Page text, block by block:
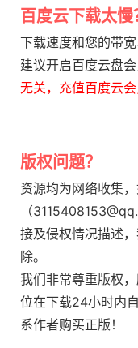
百度云下载太慢
下载速度和您的带
建议开启百度云盘会
无关，充值百度云
版权问题？
资源均为网络收集
（
接及侵权情况描述
除。
我们非常尊重版权
位在下载24小时内
系作者购买正版！